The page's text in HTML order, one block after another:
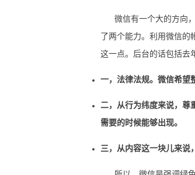
微信有一个大的方向，
了两个能力。利用微信
这一点。后台的话包括去
一，法律法规。微信希望
二，从行为纬度来说，尊
需要的时候能够出现。
三，从内容这一块儿来说